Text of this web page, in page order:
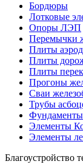
Бордюры
Лотковые
Опоры ЛЭП
Перемычки
Плиты
Плиты
Плиты
Прогоны
Сваи
Трубы
Фундаменты
Элементы
Элементы
Благоустройство